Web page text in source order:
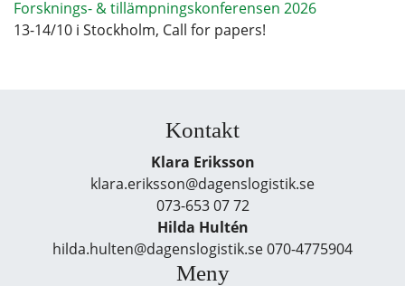
Forsknings- & tillämpningskonferensen 2026
13-14/10 i Stockholm, Call for papers!
Kontakt
Klara Eriksson
klara.eriksson@dagenslogistik.se
073-653 07 72
Hilda Hultén
hilda.hulten@dagenslogistik.se 070-4775904
Meny